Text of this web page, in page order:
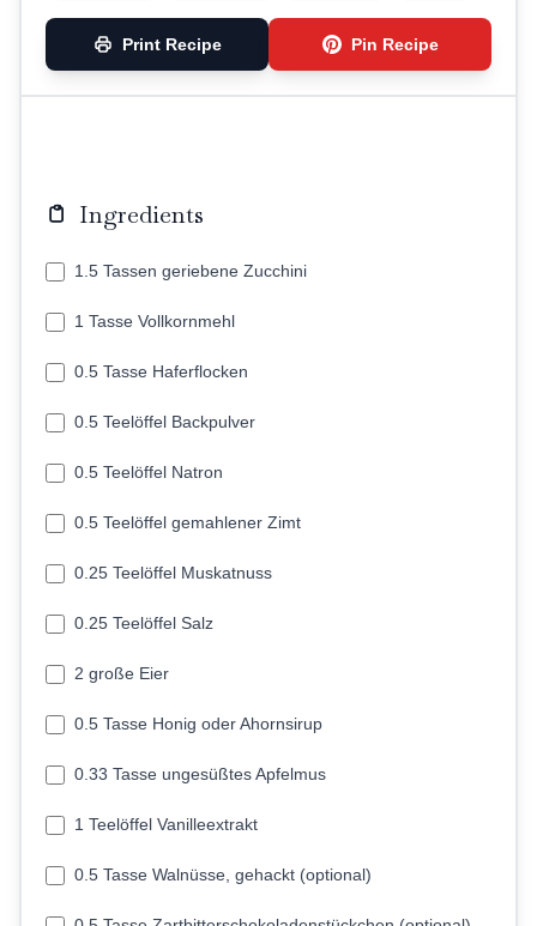
Print Recipe Pin Recipe
Ingredients
1.5 Tassen geriebene Zucchini
1 Tasse Vollkornmehl
0.5 Tasse Haferflocken
0.5 Teelöffel Backpulver
0.5 Teelöffel Natron
0.5 Teelöffel gemahlener Zimt
0.25 Teelöffel Muskatnuss
0.25 Teelöffel Salz
2 große Eier
0.5 Tasse Honig oder Ahornsirup
0.33 Tasse ungesüßtes Apfelmus
1 Teelöffel Vanilleextrakt
0.5 Tasse Walnüsse, gehackt (optional)